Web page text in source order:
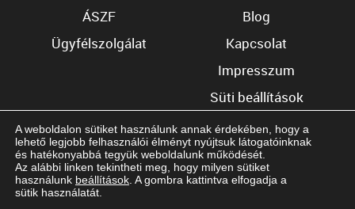
ÁSZF
Ügyfélszolgálat
Blog
Kapcsolat
Impresszum
Süti beállítások
Copyright © 2017 Greendom Kft. Minden jog
A weboldalon sütiket használunk annak érdekében, hogy a
lehető legjobb felhasználói élményt nyújtsuk látogatóinknak
és hatékonyabbá tegyük weboldalunk működését.
Az alábbi linken tekintheti meg, hogy milyen sütiket
használunk beállítások . A gombra kattintva elfogadja a
sütik használatát.